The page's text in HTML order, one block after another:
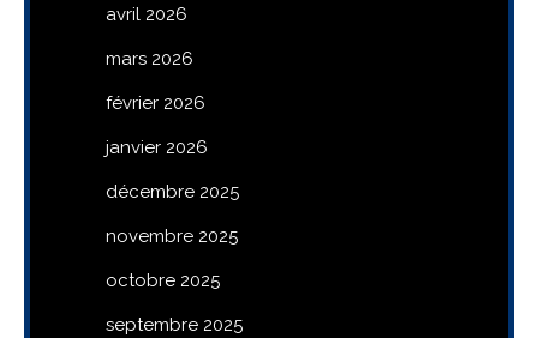
avril 2026
mars 2026
février 2026
janvier 2026
décembre 2025
novembre 2025
octobre 2025
septembre 2025